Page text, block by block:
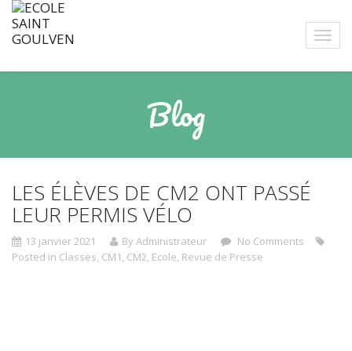
Blog
LES ÉLÈVES DE CM2 ONT PASSÉ
LEUR PERMIS VÉLO
13 janvier 2021 By Administrateur
No Comments
Posted in Classes, CM1, CM2, Ecole, Revue de Presse